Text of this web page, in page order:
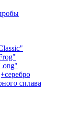
сплава